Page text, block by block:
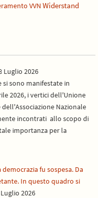
VVN Widerstand
Luglio 2026
si sono manifestate in
2026, i vertici dell'Unione
Nazionale
incontrati allo scopo di
importanza per la
fu sospesa. Da
In questo quadro si
2026